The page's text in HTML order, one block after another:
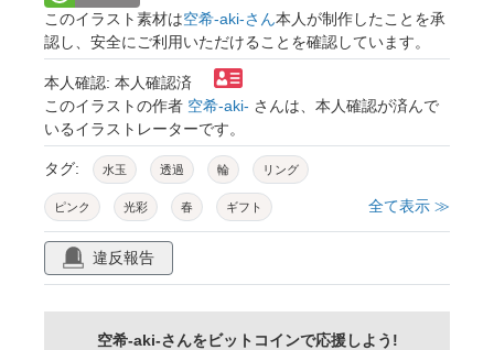
このイラスト素材は空希-aki-さん本人が制作したことを承
認し、安全にご利用いただけることを確認しています。
本人確認: 本人確認済
このイラストの作者 空希-aki- さんは、本人確認が済んで
いるイラストレーターです。
タグ: 水玉 透過 輪 リング
ピンク 光彩 春 ギフト
ギフトカード 背景素材
メッセージ ポストカード カード
全て表示 ≫
違反報告
空希-aki-さんをビットコインで応援しよう!